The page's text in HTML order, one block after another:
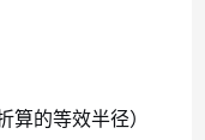
的等效半径）